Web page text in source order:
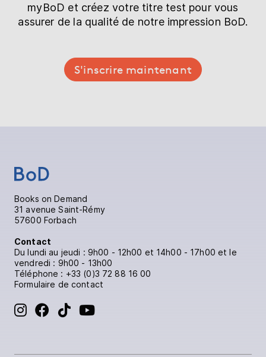
myBoD et créez votre titre test pour vous
assurer de la qualité de notre impression BoD.
S'inscrire maintenant
Books on Demand
31 avenue Saint-Rémy
57600 Forbach
Contact
Du lundi au jeudi : 9h00 - 12h00 et 14h00 - 17h00 et le
vendredi : 9h00 - 13h00
Téléphone : +33 (0)3 72 88 16 00
Formulaire de contact